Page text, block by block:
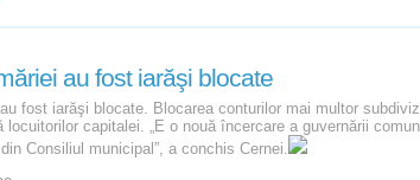
au fost iarăşi blocate
fost iarăşi blocate. Blocarea conturilor mai multor
locuitorilor capitalei. „E o nouă încercare a guvernării
Consiliul municipal”, a conchis Cernei.